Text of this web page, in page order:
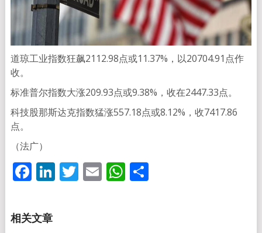
道琼工业指数狂飙2112.98点或11.37%，以20704.91点作
收。
标准普尔指数大涨209.93点或9.38%，收在2447.33点。
科技股那斯达克指数猛涨557.18点或8.12%，收7417.86
点。
（法广）
Facebook
LinkedIn
Twitter
EmailWhatsApp
分